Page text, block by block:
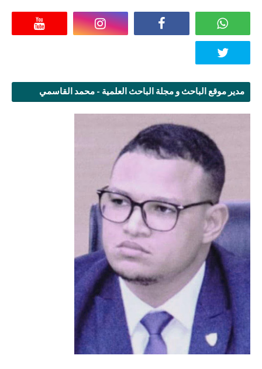
مدير موقع الباحث و مجلة الباحث العلمية - محمد القاسمي